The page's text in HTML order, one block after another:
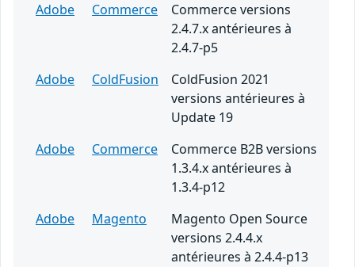
Adobe
Commerce
Commerce versions
2.4.7.x antérieures à
2.4.7-p5
Adobe
ColdFusion
ColdFusion 2021
versions antérieures à
Update 19
Adobe
Commerce
Commerce B2B versions
1.3.4.x antérieures à
1.3.4-p12
Adobe
Magento
Magento Open Source
versions 2.4.4.x
antérieures à 2.4.4-p13